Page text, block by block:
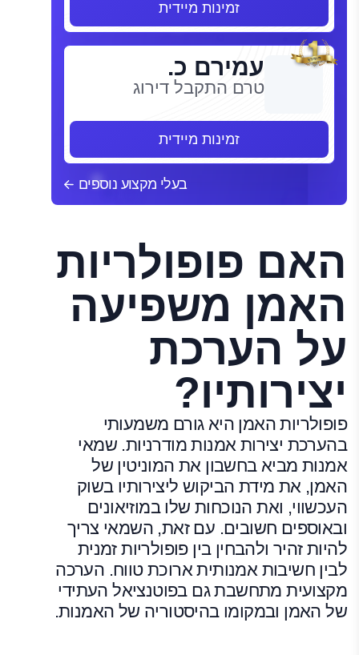
זמינות מיידית
עמירם כ.
טרם התקבל דירוג
זמינות מיידית
בעלי מקצוע נוספים
האם פופולריות
האמן משפיעה
על הערכת
יצירותיו?
פופולריות האמן היא גורם משמעותי
בהערכת יצירות אמנות מודרניות. שמאי
אמנות מביא בחשבון את המוניטין של
האמן, את מידת הביקוש ליצירותיו בשוק
העכשווי, ואת הנוכחות שלו במוזיאונים
ובאוספים חשובים. עם זאת, השמאי צריך
להיות זהיר ולהבחין בין פופולריות זמנית
לבין חשיבות אמנותית ארוכת טווח. הערכה
מקצועית מתחשבת גם בפוטנציאל העתידי
של האמן ובמקומו בהיסטוריה של האמנות.